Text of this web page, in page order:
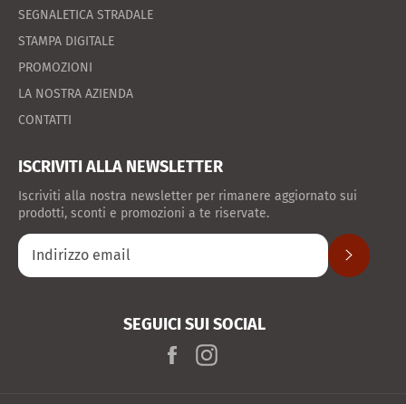
SEGNALETICA STRADALE
STAMPA DIGITALE
PROMOZIONI
LA NOSTRA AZIENDA
CONTATTI
ISCRIVITI ALLA NEWSLETTER
Iscriviti alla nostra newsletter per rimanere aggiornato sui
prodotti, sconti e promozioni a te riservate.
ISCRIVITI
SEGUICI SUI SOCIAL
Facebook